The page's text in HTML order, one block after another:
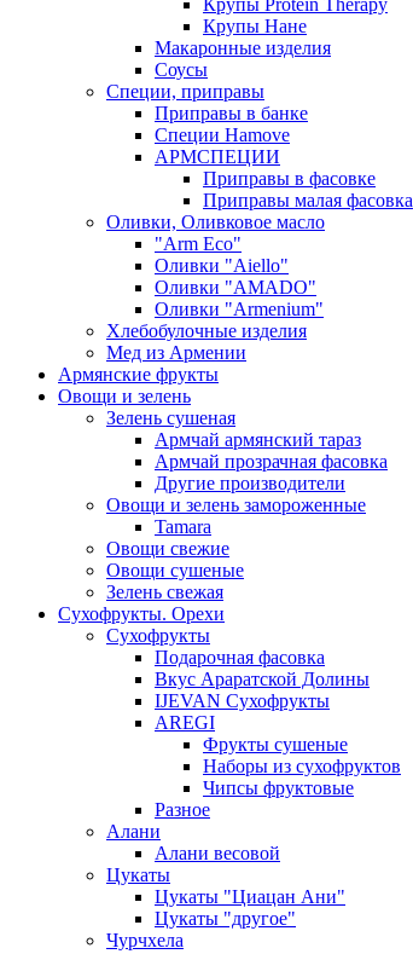
Крупы Protein Therapy
Крупы Нане
Макаронные изделия
Соусы
Специи, приправы
Приправы в банке
Специи Hamove
АРМСПЕЦИИ
Приправы в фасовке
Приправы малая фасовка
Оливки, Оливковое масло
"Arm Eco"
Оливки "Aiello"
Оливки "AMADO"
Оливки "Armenium"
Хлебобулочные изделия
Мед из Армении
Армянские фрукты
Овощи и зелень
Зелень сушеная
Армчай армянский тараз
Армчай прозрачная фасовка
Другие производители
Овощи и зелень замороженные
Tamara
Овощи свежие
Овощи сушеные
Зелень свежая
Сухофрукты. Орехи
Сухофрукты
Подарочная фасовка
Вкус Араратской Долины
IJEVAN Сухофрукты
AREGI
Фрукты сушеные
Наборы из сухофруктов
Чипсы фруктовые
Разное
Алани
Алани весовой
Цукаты
Цукаты "Циацан Ани"
Цукаты "другое"
Чурчхела